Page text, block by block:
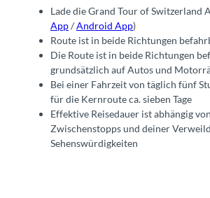
Lade die Grand Tour of Switzerland
App/Android App)
Route ist in beide Richtungen
Die Route ist in beide Richtungen
grundsätzlich auf Autos und
Bei einer Fahrzeit von täglich fünf
für die Kernroute ca. sieben Tage
Effektive Reisedauer ist abhängig
Zwischenstopps und deiner
Sehenswürdigkeiten